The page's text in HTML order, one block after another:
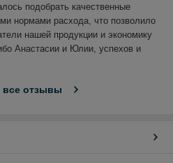
подобрать качественные
нормами расхода, что позволило
нашей продукции и экономику
Анастасии и Юлии, успехов и
все отзывы